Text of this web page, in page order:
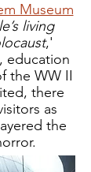
Museum
living
,'
education
the WW II
there
as
the